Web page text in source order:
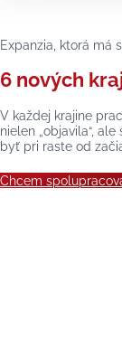
Expanzia, ktorá má
6 nových
V každej krajine
nielen „objavila“,
byť pri raste od
Chcem